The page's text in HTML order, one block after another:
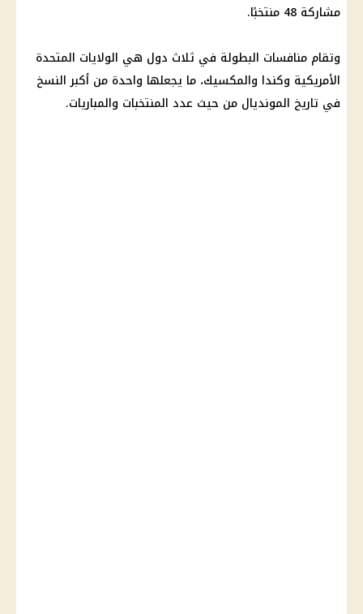
مشاركة 48 منتخبًا.
وتقام منافسات البطولة في ثلاث دول هي الولايات المتحدة
الأمريكية وكندا والمكسيك، ما يجعلها واحدة من أكبر النسخ
في تاريخ المونديال من حيث عدد المنتخبات والمباريات.